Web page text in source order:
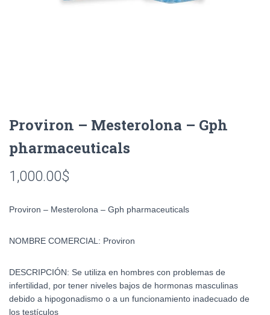
Proviron – Mesterolona – Gph
pharmaceuticals
1,000.00$
Proviron – Mesterolona – Gph pharmaceuticals
NOMBRE COMERCIAL: Proviron
DESCRIPCIÓN: Se utiliza en hombres con problemas de
infertilidad, por tener niveles bajos de hormonas masculinas
debido a hipogonadismo o a un funcionamiento inadecuado de
los testículos